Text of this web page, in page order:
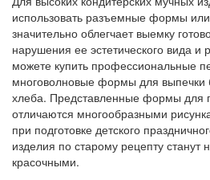
использовать разъемные формы
значительно облегчает выемку
нарушения ее эстетического вида
можете купить профессиональные
многоволновые формы для выпечки
хлеба. Представленные формы для
отличаются многообразными
при подготовке детского
изделия по старому рецепту
красочными.